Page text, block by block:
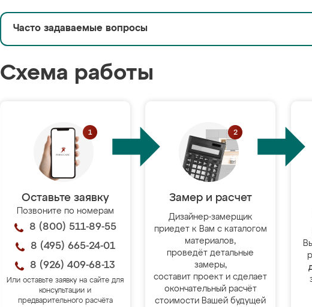
Часто задаваемые вопросы
Схема работы
Оставьте заявку
Позвоните по номерам
8 (800) 511-89-55
8 (495) 665-24-01
8 (926) 409-68-13
Или оставьте заявку на сайте для
консультации и
предварительного расчёта
Замер и расчет
Дизайнер-замерщик
приедет к Вам с каталогом
материалов,
проведёт детальные
замеры,
составит проект и сделает
окончательный расчёт
стоимости Вашей будущей